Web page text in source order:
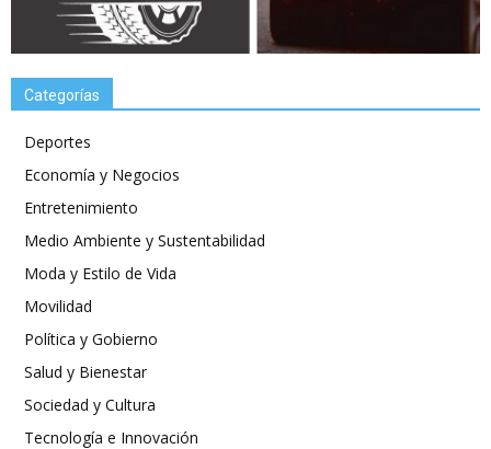
Categorías
Deportes
Economía y Negocios
Entretenimiento
Medio Ambiente y Sustentabilidad
Moda y Estilo de Vida
Movilidad
Política y Gobierno
Salud y Bienestar
Sociedad y Cultura
Tecnología e Innovación